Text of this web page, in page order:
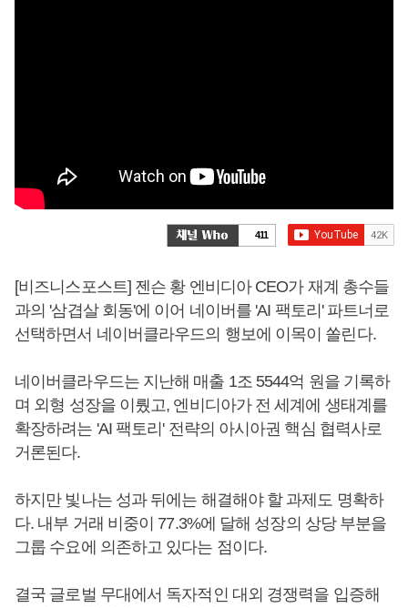
411
[비즈니스포스트] 젠슨 황 엔비디아 CEO가 재계 총수들
과의 '삼겹살 회동'에 이어 네이버를 'AI 팩토리' 파트너로
선택하면서 네이버클라우드의 행보에 이목이 쏠린다.
네이버클라우드는 지난해 매출 1조 5544억 원을 기록하
며 외형 성장을 이뤘고, 엔비디아가 전 세계에 생태계를
확장하려는 'AI 팩토리' 전략의 아시아권 핵심 협력사로
거론된다.
하지만 빛나는 성과 뒤에는 해결해야 할 과제도 명확하
다. 내부 거래 비중이 77.3%에 달해 성장의 상당 부분을
그룹 수요에 의존하고 있다는 점이다.
결국 글로벌 무대에서 독자적인 대외 경쟁력을 입증해